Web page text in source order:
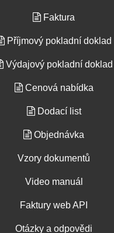
Faktura
Příjmový pokladní doklad
Výdajový pokladní doklad
Cenová nabídka
Dodací list
Objednávka
Vzory dokumentů
Video manuál
Faktury web API
Otázky a odpovědi